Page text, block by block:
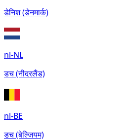
डेनिश (डेनमार्क)
nl-NL
डच (नीदरलैंड)
nl-BE
डच (बेल्जियम)